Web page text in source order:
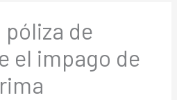
póliza de
el impago de